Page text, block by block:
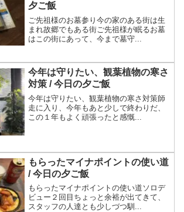
夕ご飯
ご先祖様のお墓参り今の家のある街は生
まれ故郷でもある街ご先祖様が眠るお墓
はこの街にあって、今まで墓守...
今年は守りたい、観葉植物の寒さ
対策 / 今日の夕ご飯
今年は守りたい、観葉植物の寒さ対策師
走に入り、今年もあと少しで終わりだ、
この１年もよく頑張ったと感慨...
もらったマイナポイントの使い道
/ 今日の夕ご飯
もらったマイナポイントの使い道ソロデ
ビュー２回目ちょっと余裕が出てきて、
スタッフの人達とも少しづつ馴...